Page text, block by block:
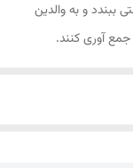
ببندد و به والدین
آوری کنند.